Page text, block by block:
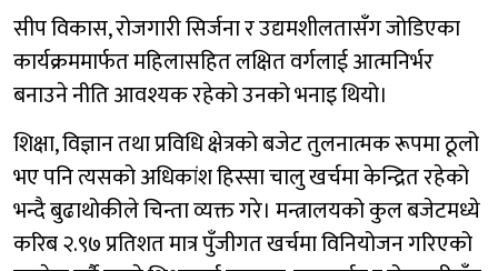
सीप विकास, रोजगारी सिर्जना र उद्यमशीलतासँग जोडिएका
कार्यक्रममार्फत महिलासहित लक्षित वर्गलाई आत्मनिर्भर
बनाउने नीति आवश्यक रहेको उनको भनाइ थियो।
शिक्षा, विज्ञान तथा प्रविधि क्षेत्रको बजेट तुलनात्मक रूपमा ठूलो
भए पनि त्यसको अधिकांश हिस्सा चालु खर्चमा केन्द्रित रहेको
भन्दै बुढाथोकीले चिन्ता व्यक्त गरे। मन्त्रालयको कुल बजेटमध्ये
करिब २.९७ प्रतिशत मात्र पुँजीगत खर्चमा विनियोजन गरिएको